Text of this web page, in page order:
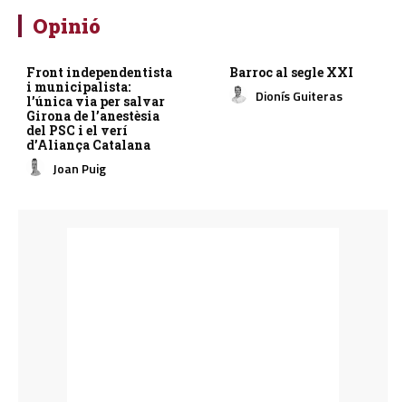
Opinió
Front independentista
i municipalista:
l’única via per salvar
Girona de l’anestèsia
del PSC i el verí
d’Aliança Catalana
Joan Puig
Barroc al segle XXI
Dionís Guiteras